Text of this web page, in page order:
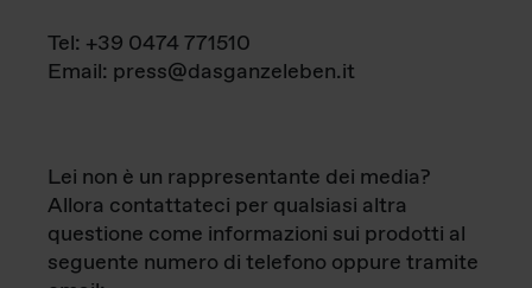
Tel: +39 0474 771510
Email: press@dasganzeleben.it
Lei non è un rappresentante dei media?
Allora contattateci per qualsiasi altra
questione come informazioni sui prodotti al
seguente numero di telefono oppure tramite